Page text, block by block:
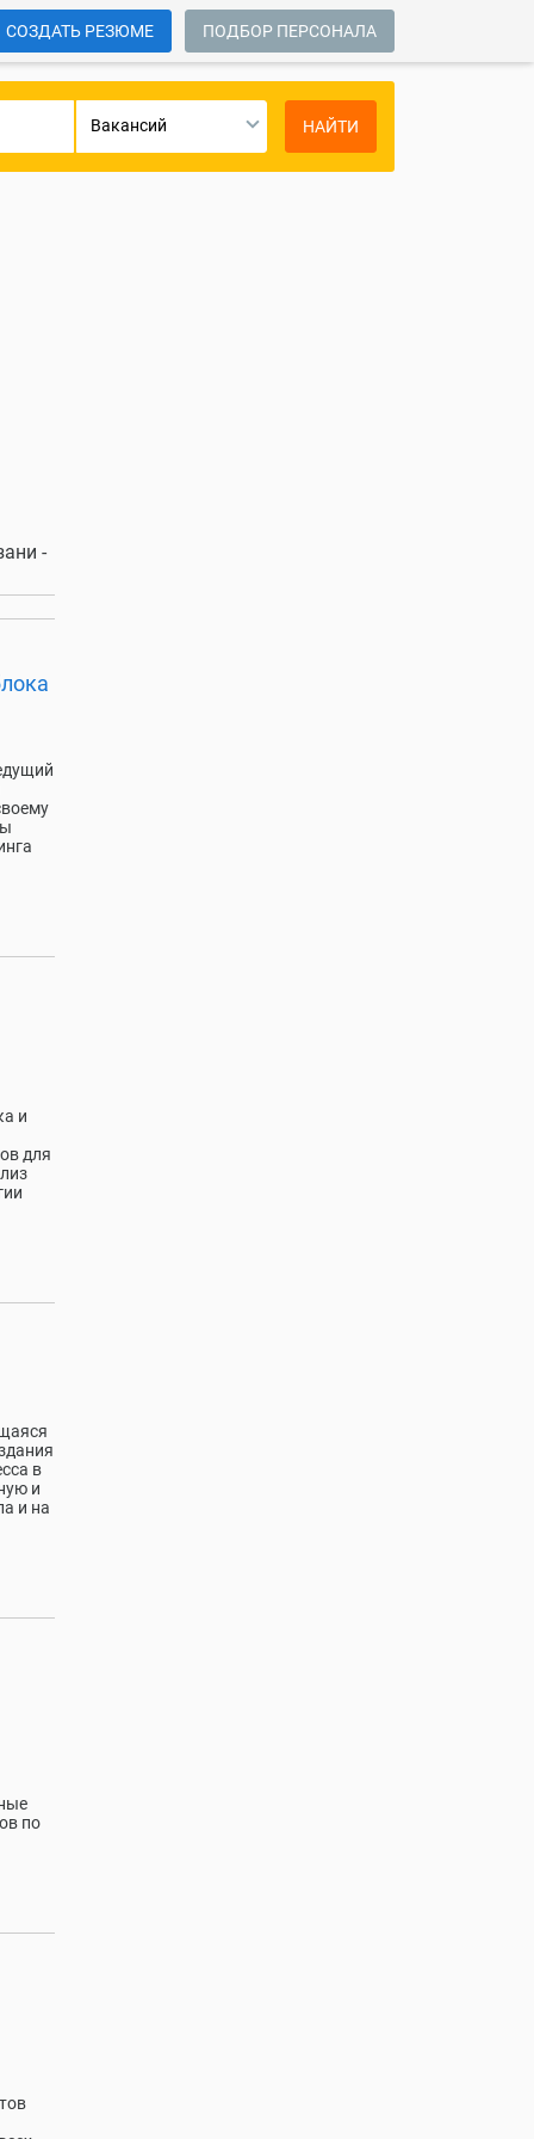
СОЗДАТЬ РЕЗЮМЕ ПОДБОР ПЕРСОНАЛА
Вакансий НАЙТИ
-
и
для
в
и
и на
по